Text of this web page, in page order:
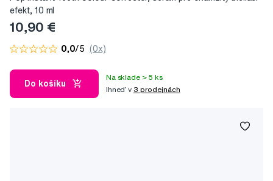
efekt, 10 ml
10,90 €
0,0/5 (0x)
Do košíku
Na sklade > 5 ks
Ihneď v 3 prodejnách